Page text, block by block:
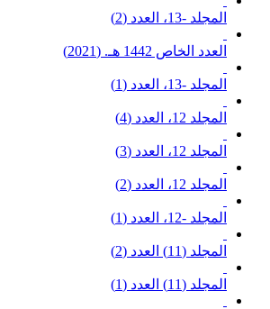
المجلد -13، العدد (2)
العدد الخاص 1442 هـ. (2021)
المجلد -13، العدد (1)
المجلد 12، العدد (4)
المجلد 12، العدد (3)
المجلد 12، العدد (2)
المجلد -12، العدد (1)
المجلد (11) العدد (2)
المجلد (11) العدد (1)